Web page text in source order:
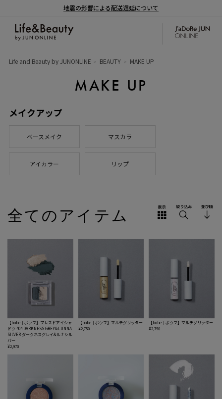
地震の影響による配送遅延について
Life and Beauty by JUNONLINE BEAUTY MAKE UP
MAKE UP
メイクアップ
ベースメイク
アイカラー
マスカラ
リップ
全てのアイテム
【bobe｜ボウブ】プレスドアイシャ
ドウ 404 DARKNESS GREY&LUNNA
SILVER ダークネスグレイ&ルナシル
バー
¥2,970
【bobe｜ボウブ】マルチグリッター
¥2,750
【bobe｜ボウブ】マルチグリッター
¥2,750